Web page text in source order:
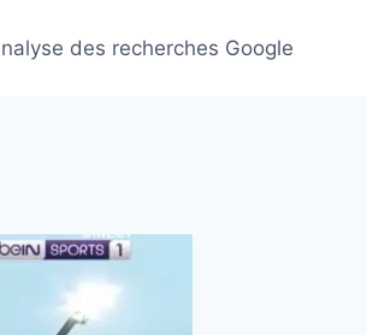
des recherches Google